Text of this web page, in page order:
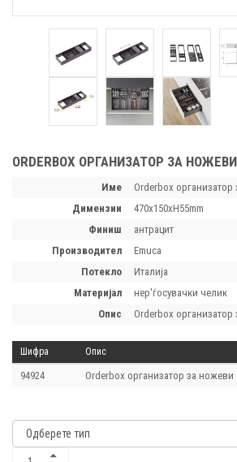
ORDERBOX ОРГАНИЗАТОР ЗА НОЖЕВИ
Име
Orderbox
димензии
470x150xH55mm
финиш
антрацит
производител
Emuca
потекло
Италија
материјал
нер'ѓосувачки челик
опис
Orderbox
Шифра Опис
94924 Orderbox организатор за ножеви